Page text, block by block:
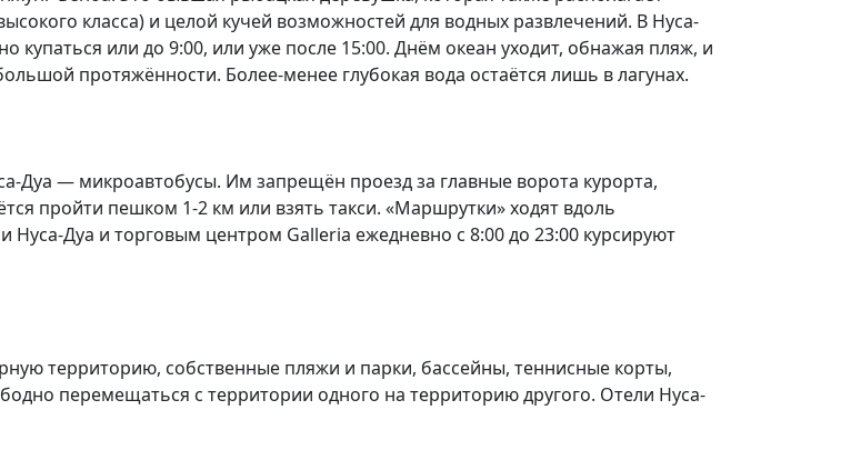
класса) и целой кучей возможностей для водных развлечений. В Нуса-
или до 9:00, или уже после 15:00. Днём океан уходит, обнажая пляж, и
протяжённости. Более-менее глубокая вода остаётся лишь в лагунах.
Дуа — микроавтобусы. Им запрещён проезд за главные ворота курорта,
пройти пешком 1-2 км или взять такси. «Маршрутки» ходят вдоль
Дуа и торговым центром Galleria ежедневно с 8:00 до 23:00 курсируют
территорию, собственные пляжи и парки, бассейны, теннисные корты,
перемещаться с территории одного на территорию другого. Отели Нуса-